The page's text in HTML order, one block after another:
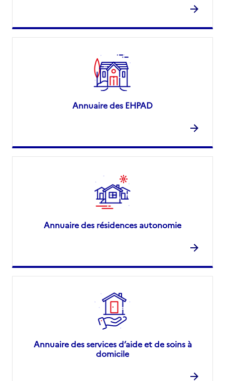
Annuaire des EHPAD
Annuaire des résidences autonomie
Annuaire des services d’aide et de soins à
domicile